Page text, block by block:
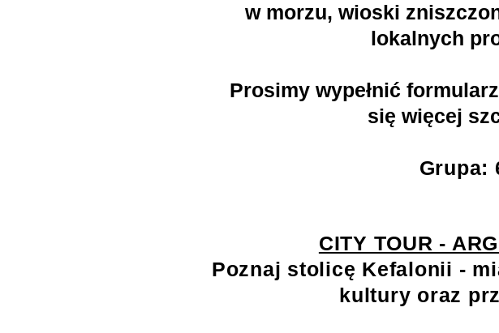
w morzu, wioski
lokalnych
Prosimy wypełnić
się więcej
Grupa:
CITY TOUR -
Poznaj stolicę Kefalonii -
kultury oraz